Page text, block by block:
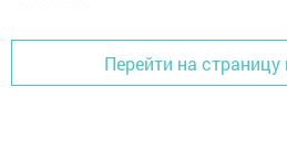
Перейти на страницу